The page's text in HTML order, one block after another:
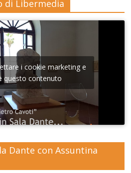
di Libermedia
i cookie marketing e
questo contenuto
Dante con Assuntina